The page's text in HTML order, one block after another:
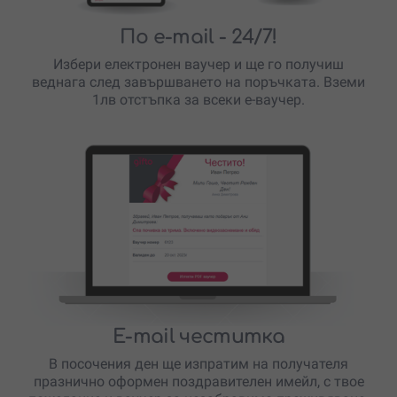
По e-mail - 24/7!
Избери електронен ваучер и ще го получиш
веднага след завършването на поръчката. Вземи
1лв отстъпка за всеки е-ваучер.
E-mail честитка
В посочения ден ще изпратим на получателя
празнично оформен поздравителен имейл, с твое